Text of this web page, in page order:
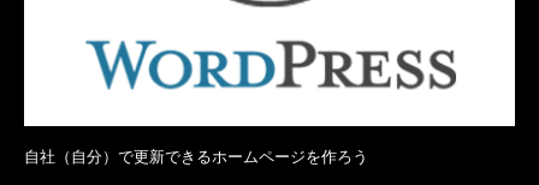
自社（自分）で更新できるホームページを作ろう